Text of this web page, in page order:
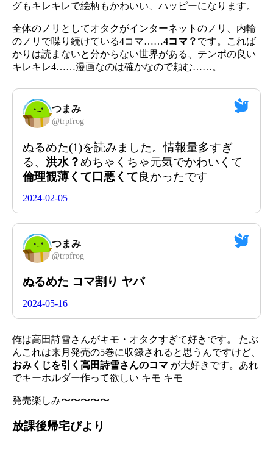
グもキレキレで絵柄もかわいい、ハッピーになります。
全体のノリとしてオタクがインターネットのノリ、内輪
のノリで喋り続けている4コマ……4コマ？ です。これば
かりは読まないと分からない世界がある、テンポの良い
キレキレ4……漫画なのは確かなので頼む……。
つまみ
@trpfrog
ぬるめた(1)を読みました。情報量多すぎ
る、 洪水？めちゃくちゃ元気でかわいくて
倫理観薄くて口悪くて良かったです
2024-02-05
つまみ
@trpfrog
ぬるめた コマ割り ヤバ
2024-05-16
俺は高田詩雪さんがキモ・オタクすぎて好きです。 たぶ
んこれは来月発売の5巻に収録されると思うんですけど、
おみくじを引く高田詩雪さんのコマ が大好きです。あれ
でキーホルダー作って欲しい キモ キモ
発売楽しみ〜〜〜〜〜
放課後帰宅びより